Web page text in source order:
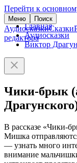
Перейти к
Меню Поиск
АудиосказкиСказки
редактора
Главная
Аудиосказки
Виктор
Чики-брык
В рассказе «Чики-
Мишка
— узнать много
внимание